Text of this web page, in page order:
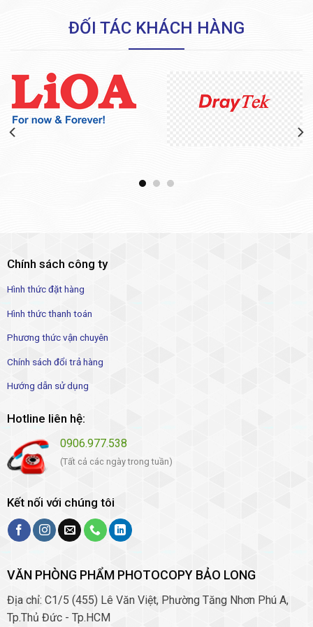
ĐỐI TÁC KHÁCH HÀNG
Chính sách công ty
Hình thức đặt hàng
Hình thức thanh toán
Phương thức vận chuyên
Chính sách đổi trả hàng
Hướng dẫn sử dụng
Hotline liên hệ:
0906.977.538
(Tất cả các ngày trong tuần)
Kết nối với chúng tôi
VĂN PHÒNG PHẨM PHOTOCOPY BẢO LONG
Địa chỉ: C1/5 (455) Lê Văn Việt, Phường Tăng Nhơn Phú A,
Tp.Thủ Đức - Tp.HCM